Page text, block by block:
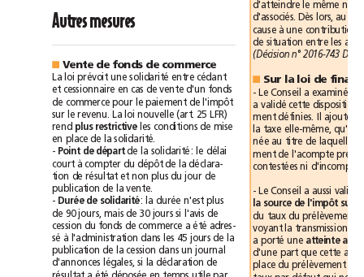
Autres mesures
Vente de fonds de commerce
La loi prévoit une solidarité entre
cédant
et
cessionnaire en cas de vente d'un
fonds
de
commerce pour le paiement de
l'impôt
sur le revenu. La loi nouvelle (art. 25 LFR)
rend plus restrictive les conditions de
mise
en
place de la
solidarité.
-
Point de départ de la solidarité: le délai
court à compter du dépôt de la
déclara-
tion
de résultat et non plus du jour
de
publication
de la
vente.
-
Durée de solidarité: la durée n'est
plus
de
90 jours, mais de 30 jours si l'avis
de
cession
du fonds de commerce a été adres-
sé à l'administration dans les 45 jours de la
publication
de la cession dans un
d'annonces légales, si la déclaration
de
d'atteindre le
même
d'associés.
Dès lors,
au
cause à une
de
situation entre les
(Décision n°2016-743
Sur la loi de
- Le a examiné
a validé cette
ment
définies.
ajoute
la
taxe elle-même,
née
au titre de
ment
de
l'acompte
contestées
ni
- Le a aussi
la source de l'impôt
du
taux du
voyant la transmission
a porté une atteinte
au
d'une
part que
cette
place
du prélèvement